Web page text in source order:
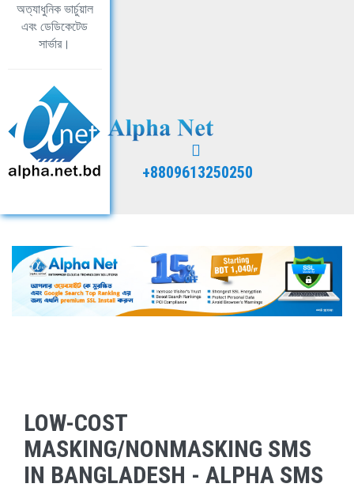
অত্যাধুনিক ভার্চুয়াল
এবং ডেডিকেটেড
সার্ভার।
+8809613250250
LOW-COST
MASKING/NONMASKING SMS
IN BANGLADESH - ALPHA SMS